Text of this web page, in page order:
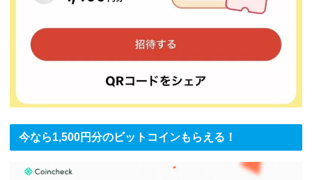
今なら1,500円分のビットコインもらえる！